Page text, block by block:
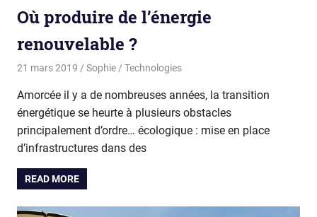
Où produire de l’énergie
renouvelable ?
21 mars 2019 Sophie Technologies
Amorcée il y a de nombreuses années, la transition
énergétique se heurte à plusieurs obstacles
principalement d’ordre… écologique : mise en place
d’infrastructures dans des
READ MORE